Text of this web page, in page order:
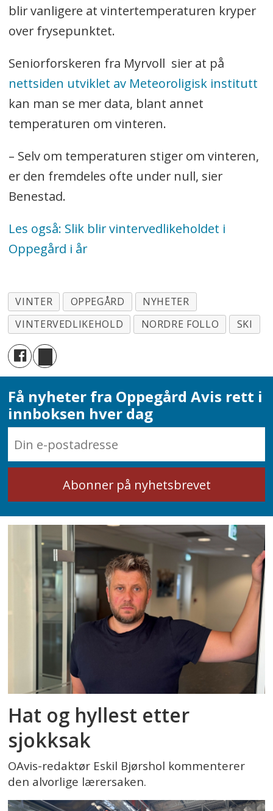
blir vanligere at vintertemperaturen kryper
over frysepunktet.
Seniorforskeren fra Myrvoll sier at på
nettsiden utviklet av Meteoroligisk institutt
kan man se mer data, blant annet
temperaturen om vinteren.
– Selv om temperaturen stiger om vinteren,
er den fremdeles ofte under null, sier
Benestad.
Les også: Slik blir vintervedlikeholdet i
Oppegård i år
VINTER OPPEGÅRD
NYHETER
VINTERVEDLIKEHOLD
NORDRE FOLLO SKI
Få nyheter fra Oppegård Avis rett i
innboksen hver dag
Hat og hyllest etter
sjokksak
OAvis-redaktør Eskil Bjørshol kommenterer
den alvorlige lærersaken.